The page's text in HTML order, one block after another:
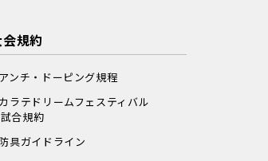
規約
アンチ・ドーピング規程
カラテドリームフェスティバル
合規約
防具ガイドライン